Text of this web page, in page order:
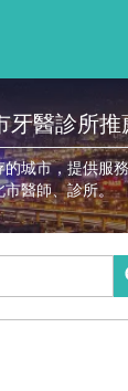
牙醫診所推
的城市，提供服
市醫師、診所。